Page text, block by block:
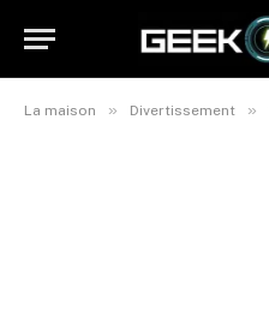
La maison » Divertissement »